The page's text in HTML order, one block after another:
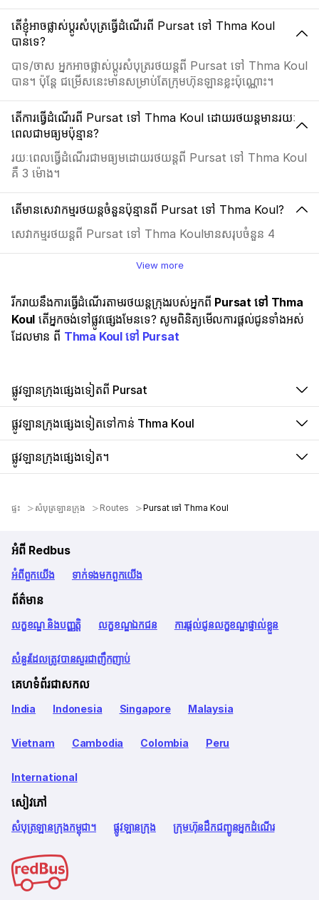
តើខ្ញុំអាចផ្លាស់ប្ដូរសំបុត្រធ្វើដំណើរពី Pursat ទៅ Thma Koul
បានទេ?
បាទ/ចាស អ្នកអាចផ្លាស់ប្ដូរសំបុត្ររថយន្តពី Pursat ទៅ Thma Koul
បាន។ ប៉ុន្តែ ជម្រើសនេះមានសម្រាប់តែក្រុមហ៊ុនឡានខ្លះប៉ុណ្ណោះ។
តើការធ្វើដំណើរពី Pursat ទៅ Thma Koul ដោយរថយន្តមានរយៈ
ពេលជាមធ្យមប៉ុន្មាន?
រយៈពេលធ្វើដំណើរជាមធ្យមដោយរថយន្តពី Pursat ទៅ Thma Koul
គឺ 3 ម៉ោង។
តើមានសេវាកម្មរថយន្តចំនួនប៉ុន្មានពី Pursat ទៅ Thma Koul?
សេវាកម្មរថយន្តពី Pursat ទៅ Thma Koulមានសរុបចំនួន 4
View more
រីករាយនឹងការធ្វើដំណើរតាមរថយន្តក្រុងរបស់អ្នកពី Pursat ទៅ Thma
Koul តើអ្នកចង់ទៅផ្លូវផ្សេងមែនទេ? សូមពិនិត្យមើលការផ្តល់ជូនទាំងអស់
ដែលមាន ពី Thma Koul ទៅ Pursat
ផ្លូវឡានក្រុងផ្សេងទៀតពី Pursat
ផ្លូវឡានក្រុងផ្សេងទៀតទៅកាន់ Thma Koul
ផ្លូវឡានក្រុងផ្សេងទៀត។
ផ្ទះ សំបុត្រឡានក្រុង Routes Pursat ទៅ Thma Koul
អំពី Redbus
អំពី​ពួក​យើង ទាក់ទង​មក​ពួក​យើង
ព័ត៌មាន
លក្ខខណ្ឌ និងបញ្ញត្តិ លក្ខខណ្ឌឯកជន ការផ្តល់ជូនលក្ខខណ្ឌផ្ទាល់ខ្លួន
សំនួរដែលត្រូវបានសួរជាញឹកញាប់
គេហទំព័រជាសកល
India Indonesia Singapore Malaysia
Vietnam Cambodia Colombia Peru
International
សៀវភៅ
សំបុត្រឡានក្រុងកម្ពុជា។ ផ្លូវឡានក្រុង ក្រុមហ៊ុនដឹកជញ្ជូនអ្នកដំណើរ